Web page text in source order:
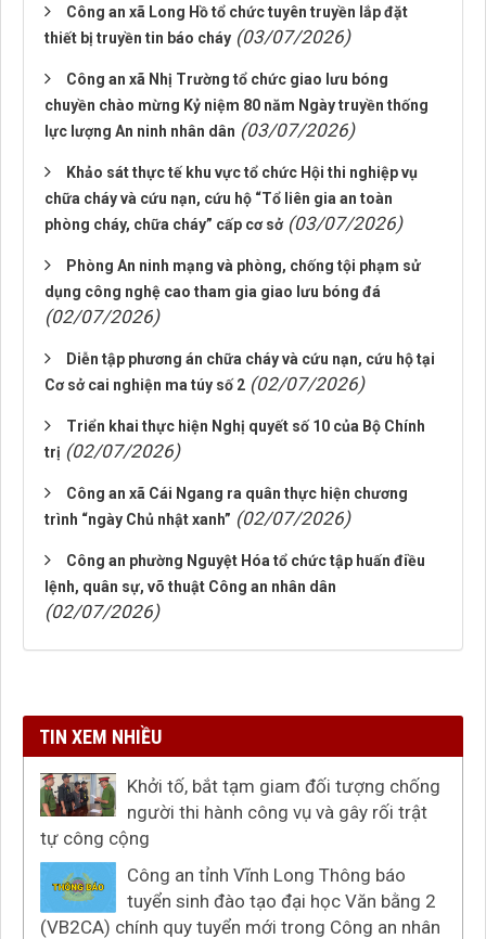
Công an xã Long Hồ tổ chức tuyên truyền lắp đặt
thiết bị truyền tin báo cháy (03/07/2026)
Công an xã Nhị Trường tổ chức giao lưu bóng
chuyền chào mừng Kỷ niệm 80 năm Ngày truyền thống
lực lượng An ninh nhân dân (03/07/2026)
Khảo sát thực tế khu vực tổ chức Hội thi nghiệp vụ
chữa cháy và cứu nạn, cứu hộ “Tổ liên gia an toàn
phòng cháy, chữa cháy” cấp cơ sở (03/07/2026)
Phòng An ninh mạng và phòng, chống tội phạm sử
dụng công nghệ cao tham gia giao lưu bóng đá
(02/07/2026)
Diễn tập phương án chữa cháy và cứu nạn, cứu hộ tại
Cơ sở cai nghiện ma túy số 2 (02/07/2026)
Triển khai thực hiện Nghị quyết số 10 của Bộ Chính
trị (02/07/2026)
Công an xã Cái Ngang ra quân thực hiện chương
trình “ngày Chủ nhật xanh” (02/07/2026)
Công an phường Nguyệt Hóa tổ chức tập huấn điều
lệnh, quân sự, võ thuật Công an nhân dân
(02/07/2026)
TIN XEM NHIỀU
Khởi tố, bắt tạm giam đối tượng chống
người thi hành công vụ và gây rối trật
tự công cộng
Công an tỉnh Vĩnh Long Thông báo
tuyển sinh đào tạo đại học Văn bằng 2
(VB2CA) chính quy tuyển mới trong Công an nhân